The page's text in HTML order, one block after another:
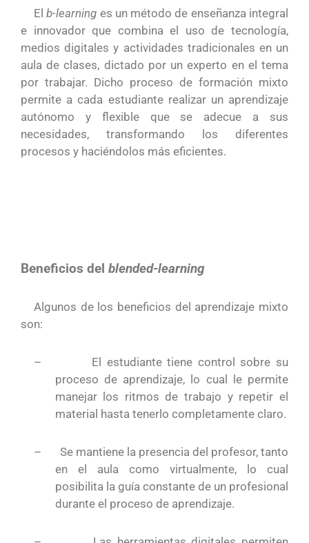
Elb-learning es un método de enseñanza integral
e innovador que combina el uso de tecnología,
medios digitales y actividades tradicionales en un
aula de clases, dictado por un experto en el tema
por trabajar. Dicho proceso de formación mixto
permite a cada estudiante realizar un aprendizaje
autónomo y flexible que se adecue a sus
necesidades, transformando los diferentes
procesos y haciéndolos más eficientes.
Beneficios del blended-learning
Algunos de los beneficios del aprendizaje mixto
son:
–
El estudiante tiene control sobre su
proceso de aprendizaje, lo cual le permite
manejar los ritmos de trabajo y repetir el
material hasta tenerlo completamente claro.
–
Se mantiene la presencia del profesor, tanto
en el aula como virtualmente, lo cual
posibilita la guía constante de un profesional
durante el proceso de aprendizaje.